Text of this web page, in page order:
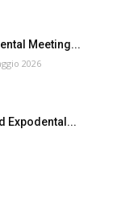
Meeting...
2026
Expodental...